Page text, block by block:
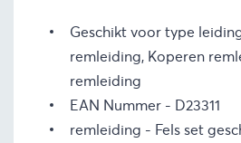
Geschikt voor type
remleiding, Koperen
remleiding
EAN Nummer
D23311
remleiding - Fels set